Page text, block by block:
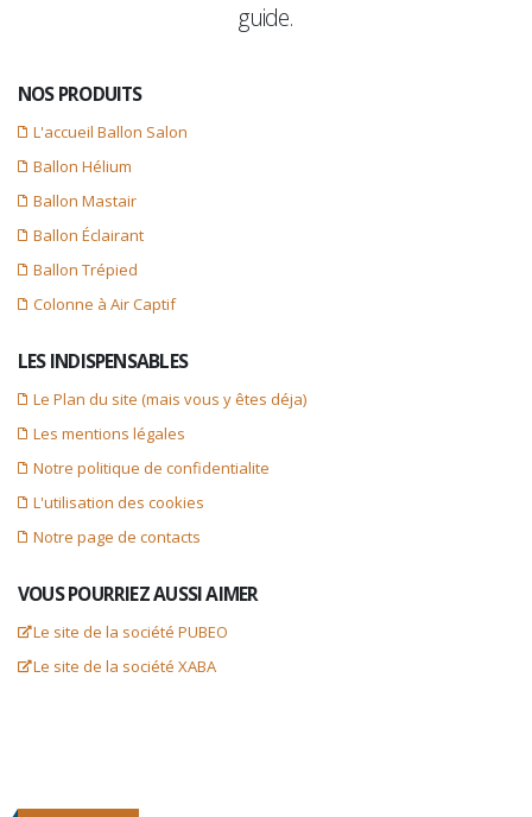
guide.
NOS PRODUITS
L'accueil Ballon Salon
Ballon Hélium
Ballon Mastair
Ballon Éclairant
Ballon Trépied
Colonne à Air Captif
LES INDISPENSABLES
Le Plan du site (mais vous y êtes déja)
Les mentions légales
Notre politique de confidentialite
L'utilisation des cookies
Notre page de contacts
VOUS POURRIEZ AUSSI AIMER
Le site de la société PUBEO
Le site de la société XABA